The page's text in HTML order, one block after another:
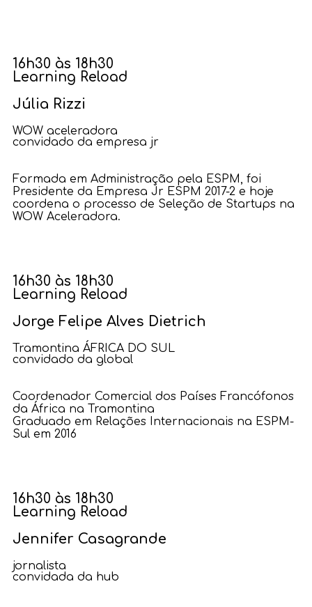
16h30 às 18h30
Learning Reload
Júlia Rizzi
WOW aceleradora
convidado da empresa jr
Formada em Administração pela ESPM, foi
Presidente da Empresa Jr ESPM 2017-2 e hoje
coordena o processo de Seleção de Startups na
WOW Aceleradora.
16h30 às 18h30
Learning Reload
Jorge Felipe Alves Dietrich
Tramontina ÁFRICA DO SUL
convidado da global
Coordenador Comercial dos Países Francófonos
da África na Tramontina
Graduado em Relações Internacionais na ESPM-
Sul em 2016
16h30 às 18h30
Learning Reload
Jennifer Casagrande
jornalista
convidada da hub